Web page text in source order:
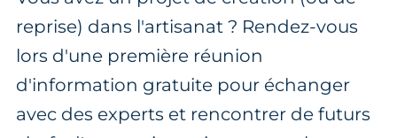
reprise) dans l'artisanat ? Rendez-vous
lors d'une première réunion
d'information gratuite pour échanger
avec des experts et rencontrer de futurs